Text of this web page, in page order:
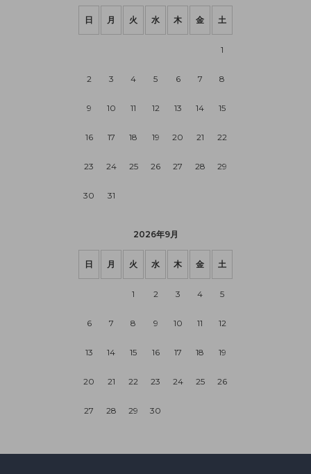
日 月 火 水 木 金 土
1
2 3 4 5 6 7 8
9 10 11 12 13 14 15
16 17 18 19 20 21 22
23 24 25 26 27 28 29
30 31
2026年9月
日 月 火 水 木 金 土
1 2 3 4 5
6 7 8 9 10 11 12
13 14 15 16 17 18 19
20 21 22 23 24 25 26
27 28 29 30